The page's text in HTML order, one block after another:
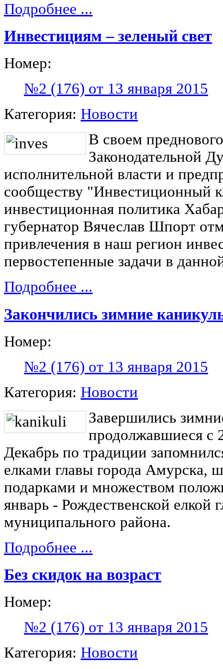
Подробнее ...
Инвестициям – зеленый свет
Номер:
№2 (176) от 13 января 2015
Категория: Новости
В своем
Законодательной
исполнительной власти и
сообществу "Инвестиционный
инвестиционная политика
губернатор Вячеслав Шпорт
привлечения в наш регион
первостепенные задачи в
Подробнее ...
Закончились зимние
Номер:
№2 (176) от 13 января 2015
Категория: Новости
Завершились
продолжавшиеся с
Декабрь по традиции
елками главы города Амурска,
подарками и множеством
январь - Рождественской елкой
муниципального района.
Подробнее ...
Без скидок на возраст
Номер:
№2 (176) от 13 января 2015
Категория: Новости